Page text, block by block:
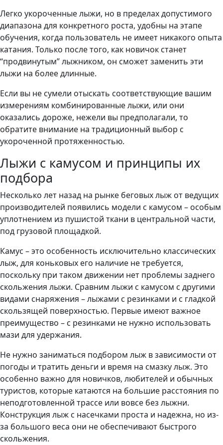
Легко укороченные лыжи, но в пределах допустимого
диапазона для конкретного роста, удобны на этапе
обучения, когда пользователь не имеет никакого опыта
катания. Только после того, как новичок станет
“продвинутым” лыжником, он сможет заменить эти
лыжи на более длинные.
Если вы не сумели отыскать соответствующие вашим
измерениям комбинированные лыжи, или они
оказались дороже, нежели вы предполагали, то
обратите внимание на традиционный выбор с
укороченной протяженностью.
Лыжи с камусом и принципы их
подбора
Несколько лет назад на рынке беговых лыж от ведущих
производителей появились модели с камусом – особым
уплотнением из пушистой ткани в центральной части,
под грузовой площадкой.
Камус – это особенность исключительно классических
лыж, для коньковых его наличие не требуется,
поскольку при таком движении нет проблемы заднего
скольжения лыжи. Сравним лыжи с камусом с другими
видами снаряжения – лыжами с резинками и с гладкой
скользящей поверхностью. Первые имеют важное
преимущество – с резинками не нужно использовать
мази для удержания.
Не нужно заниматься подбором лыж в зависимости от
погоды и тратить деньги и время на смазку лыж. Это
особенно важно для новичков, любителей и обычных
туристов, которые катаются на большие расстояния по
неподготовленной трассе или вовсе без лыжни.
Конструкция лыж с насечками проста и надежна, но из-
за большого веса они не обеспечивают быстрого
скольжения.